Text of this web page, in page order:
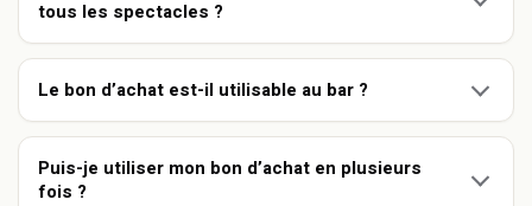
tous les spectacles ?
Le bon d’achat est-il utilisable au bar ?
Puis-je utiliser mon bon d’achat en plusieurs
fois ?